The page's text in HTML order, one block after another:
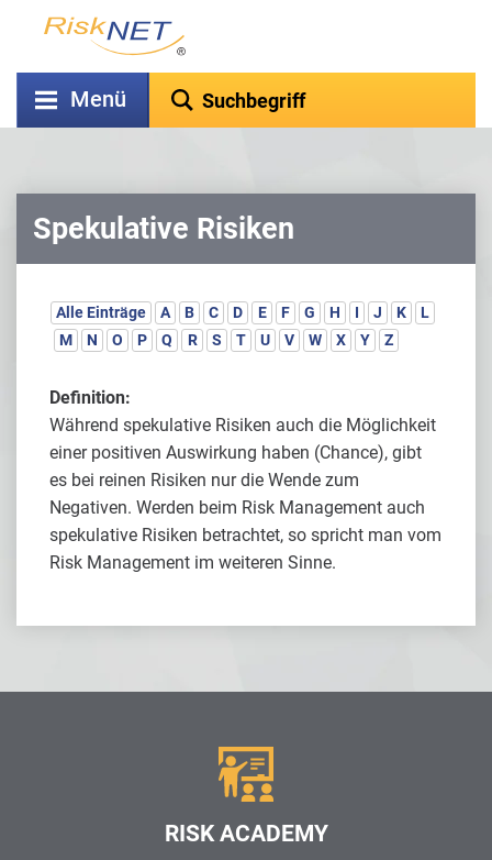
Menü
Spekulative Risiken
Alle Einträge A B C D E F G H I J K
L
M
N O P Q R S T U V W X Y Z
Definition:
Während spekulative Risiken auch die Möglichkeit
einer positiven Auswirkung haben (Chance), gibt
es bei reinen Risiken nur die Wende zum
Negativen. Werden beim Risk Management auch
spekulative Risiken betrachtet, so spricht man vom
Risk Management im weiteren Sinne.
RISK ACADEMY